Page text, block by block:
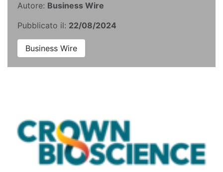
Autore: Business Wire
Pubblicato il: 22/08/2024
Business Wire